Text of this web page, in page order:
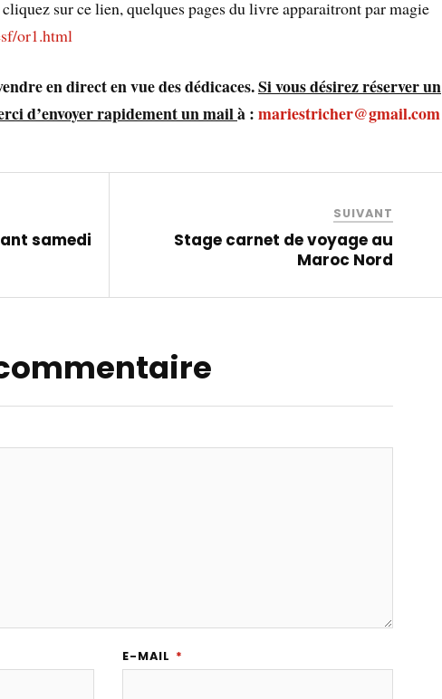
sur ce lien, quelques pages du livre apparaitront par magie
or1.html
en direct en vue des dédicaces.Si vous désirez réserver un
d’envoyer rapidement un mailà :mariestricher@gmail.com
samedi
SUIVANT
Stage carnet de voyage au
Maroc Nord
E-MAIL *